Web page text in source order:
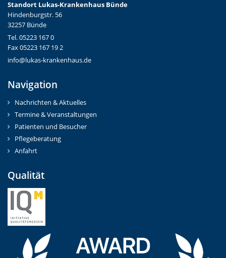
Standort Lukas-Krankenhaus Bünde
Hindenburgstr. 56
32257 Bünde
Tel. 05223 167 0
Fax 05223 167 19 2
info@lukas-krankenhaus.de
Navigation
Nachrichten & Aktuelles
Termine & Veranstaltungen
Patienten und Besucher
Pflegeberatung
Anfahrt
Qualität